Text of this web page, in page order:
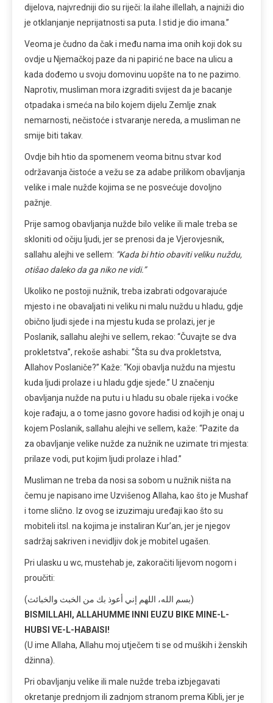
dijelova, najvredniji dio su riječi: la ilahe illellah, a najniži dio
je otklanjanje neprijatnosti sa puta. I stid je dio imana.”
Veoma je čudno da čak i među nama ima onih koji dok su
ovdje u Njemačkoj paze da ni papirić ne bace na ulicu a
kada dođemo u svoju domovinu uopšte na to ne pazimo.
Naprotiv, musliman mora izgraditi svijest da je bacanje
otpadaka i smeća na bilo kojem dijelu Zemlje znak
nemarnosti, nečistoće i stvaranje nereda, a musliman ne
smije biti takav.
Ovdje bih htio da spomenem veoma bitnu stvar kod
održavanja čistoće a vežu se za adabe prilikom obavljanja
velike i male nužde kojima se ne posvećuje dovoljno
pažnje.
Prije samog obavljanja nužde bilo velike ili male treba se
skloniti od očiju ljudi, jer se prenosi da je Vjerovjesnik,
sallahu alejhi ve sellem: “Kada bi htio obaviti veliku nuždu,
otišao daleko da ga niko ne vidi.”
Ukoliko ne postoji nužnik, treba izabrati odgovarajuće
mjesto i ne obavaljati ni veliku ni malu nuždu u hladu, gdje
obično ljudi sjede i na mjestu kuda se prolazi, jer je
Poslanik, sallahu alejhi ve sellem, rekao: “Čuvajte se dva
prokletstva”, rekoše ashabi: “Šta su dva prokletstva,
Allahov Poslaniče?” Kaže: “Koji obavlja nuždu na mjestu
kuda ljudi prolaze i u hladu gdje sjede.” U značenju
obavljanja nužde na putu i u hladu su obale rijeka i voćke
koje rađaju, a o tome jasno govore hadisi od kojih je onaj u
kojem Poslanik, sallahu alejhi ve sellem, kaže: “Pazite da
za obavljanje velike nužde za nužnik ne uzimate tri mjesta:
prilaze vodi, put kojim ljudi prolaze i hlad.”
Musliman ne treba da nosi sa sobom u nužnik ništa na
čemu je napisano ime Uzvišenog Allaha, kao što je Mushaf
i tome slično. Iz ovog se izuzimaju uređaji kao što su
mobiteli itsl. na kojima je instaliran Kur’an, jer je njegov
sadržaj sakriven i nevidljiv dok je mobitel ugašen.
Pri ulasku u wc, mustehab je, zakoračiti lijevom nogom i
proučiti:
(بسم الله، اللهم إني أعوذ بك من الخبث والخبائث)
BISMILLAHI, ALLAHUMME INNI EUZU BIKE MINE-L-
HUBSI VE-L-HABAISI!
(U ime Allaha, Allahu moj utječem ti se od muških i ženskih
džinna).
Pri obavljanju velike ili male nužde treba izbjegavati
okretanje prednjom ili zadnjom stranom prema Kibli, jer je